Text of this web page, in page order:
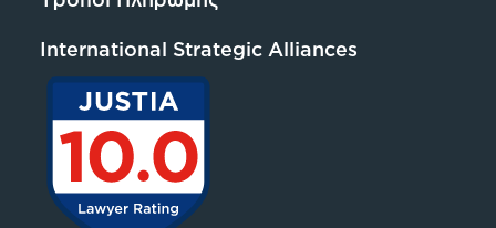
International Strategic Alliances